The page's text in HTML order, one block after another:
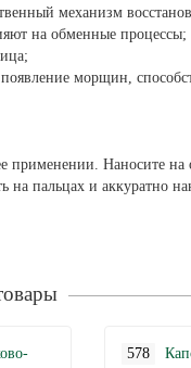
механизм
на обменные процессы;
морщин,
применении. Наносите
на пальцах и аккуратно
578